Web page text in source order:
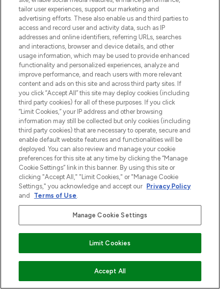
VOEG TOE AAN WINKELMANDJE
tailor user experiences, support our marketing and
advertising efforts. These also enable us and third parties to
access and record user and activity data, such as IP
addresses and online identifiers, referring URLs, searches
and interactions, browser and device details, and other
usage information, which may be used to provide enhanced
functionality and personalized experiences, analyze and
improve performance, and reach users with more relevant
content and ads on this site and across third party sites. If
you click “Accept All” this site may deploy cookies (including
third party cookies) for all of these purposes. If you click
“Limit Cookies,” your IP address and other browsing
information may still be collected but only cookies (including
third party cookies) that are necessary to operate, secure and
enable default website features and functionalities will be
deployed. You can also review and manage your cookie
preferences for this site at any time by clicking the “Manage
Cookie Settings” link in this banner. By using this site or
clicking "Accept All," "Limit Cookies," or "Manage Cookie
Settings," you acknowledge and accept our Privacy Policy
and
Terms of Use.
Manage Cookie Settings
Limit Cookies
Accept All